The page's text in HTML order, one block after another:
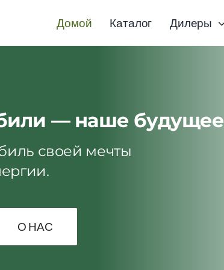
Домой Каталог Дилеры
— наше будущее
своей мечты
О НАС